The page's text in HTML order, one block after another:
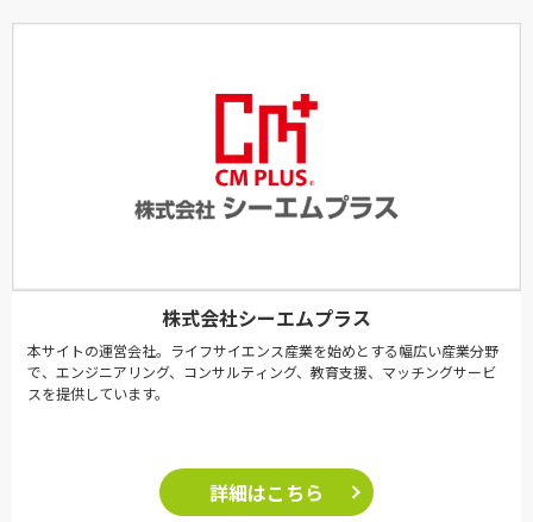
株式会社シーエムプラス
本サイトの運営会社。ライフサイエンス産業を始めとする幅広い産業分野
で、エンジニアリング、コンサルティング、教育支援、マッチングサービ
スを提供しています。
詳細はこちら